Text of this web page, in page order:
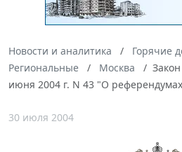
Новости и аналитика
Горячие
Региональные
Москва
июня 2004 г. N 43 "О
30 июля 2004